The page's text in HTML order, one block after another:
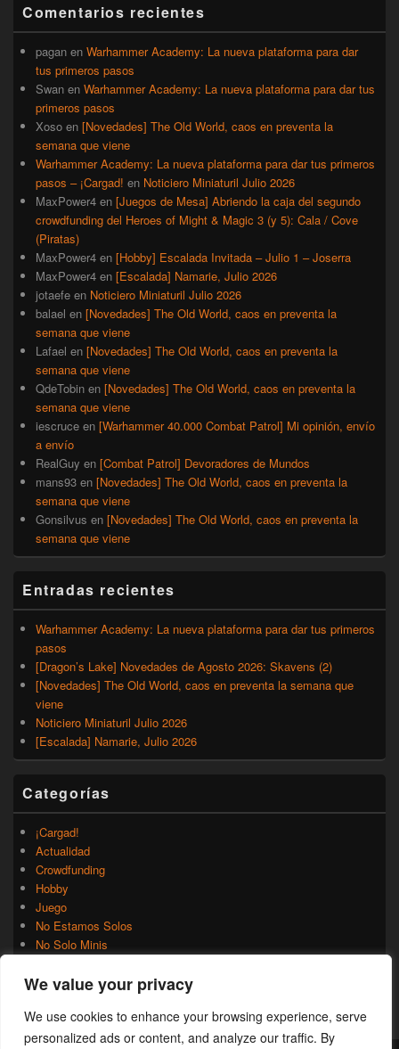
We value your privacy
We use cookies to enhance your browsing experience, serve
personalized ads or content, and analyze our traffic. By
lateral
primaria
Comentarios recientes
pagan en Warhammer Academy: La nueva plataforma para dar
tus primeros pasos
Swan en Warhammer Academy: La nueva plataforma para dar tus
primeros pasos
Xoso en [Novedades] The Old World, caos en preventa la
semana que viene
Warhammer Academy: La nueva plataforma para dar tus primeros
pasos – ¡Cargad! en Noticiero Miniaturil Julio 2026
MaxPower4 en [Juegos de Mesa] Abriendo la caja del segundo
crowdfunding del Heroes of Might & Magic 3 (y 5): Cala / Cove
(Piratas)
MaxPower4 en [Hobby] Escalada Invitada – Julio 1 – Joserra
MaxPower4 en [Escalada] Namarie, Julio 2026
jotaefe en Noticiero Miniaturil Julio 2026
balael en [Novedades] The Old World, caos en preventa la
semana que viene
Lafael en [Novedades] The Old World, caos en preventa la
semana que viene
QdeTobin en [Novedades] The Old World, caos en preventa la
semana que viene
iescruce en [Warhammer 40.000 Combat Patrol] Mi opinión, envío
a envío
RealGuy en [Combat Patrol] Devoradores de Mundos
mans93 en [Novedades] The Old World, caos en preventa la
semana que viene
Gonsilvus en [Novedades] The Old World, caos en preventa la
semana que viene
Entradas recientes
Warhammer Academy: La nueva plataforma para dar tus primeros
pasos
[Dragon’s Lake] Novedades de Agosto 2026: Skavens (2)
[Novedades] The Old World, caos en preventa la semana que
viene
Noticiero Miniaturil Julio 2026
[Escalada] Namarie, Julio 2026
Categorías
¡Cargad!
Actualidad
Crowdfunding
Hobby
Juego
No Estamos Solos
No Solo Minis
Rumores
Uncategorized